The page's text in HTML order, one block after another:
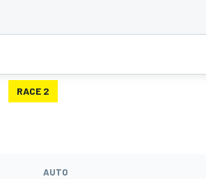
RACE 2
AUTO